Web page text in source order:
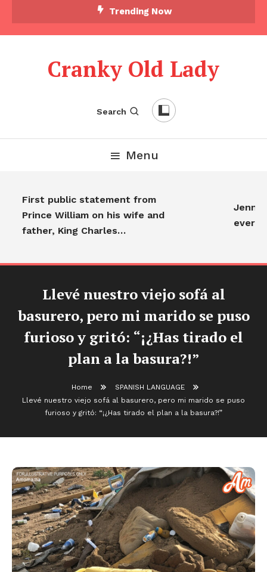
Trending Now
Cranky Old Lady
Search
Menu
First public statement from
Prince William on his wife and
father, King Charles…
Llevé nuestro viejo sofá al
basurero, pero mi marido se puso
furioso y gritó: “¡¿Has tirado el
plan a la basura?!”
Home
SPANISH LANGUAGE
Llevé nuestro viejo sofá al basurero, pero mi marido se puso
furioso y gritó: “¡¿Has tirado el plan a la basura?!”